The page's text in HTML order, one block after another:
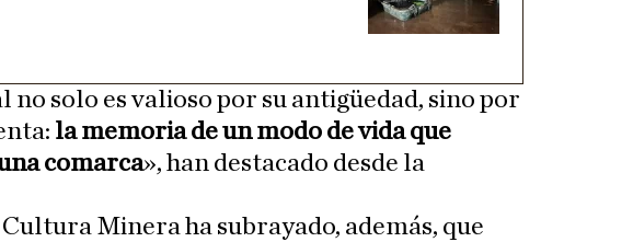
no solo es valioso por su antigüedad, sino por
la memoria de un modo de vida que
comarca», han destacado desde la
Minera ha subrayado, además, que